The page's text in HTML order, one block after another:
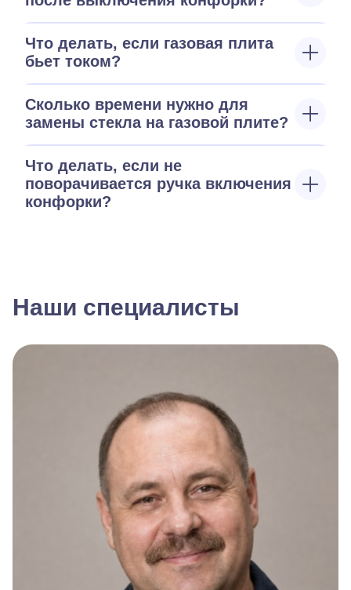
Что делать, если газовая плита
бьет током?
Сколько времени нужно для
замены стекла на газовой плите?
Что делать, если не
поворачивается ручка включения
конфорки?
Наши специалисты